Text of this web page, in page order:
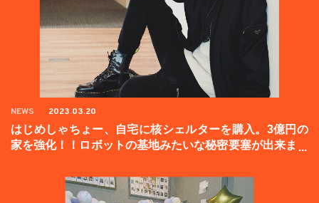
NEWS 2023.03.20
はじめしゃちょー、自宅に核シェルターを購入。3億円の
家を強化！！ロボットの基地みたいな秘密要塞が出来まし